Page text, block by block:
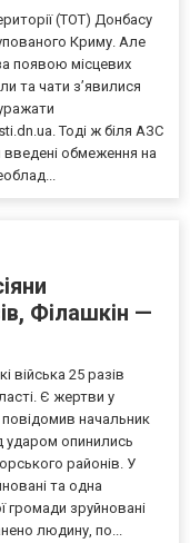
(ТОТ) Донбасу
Криму. Але
появою місцевих
та чати з’явилися
Тоді ж біля АЗС
обмеження на
Філашкін —
війська 25 разів
Є жертви у
начальник
ударом опинились
районів. У
та одна
громади зруйновані
людину, по...